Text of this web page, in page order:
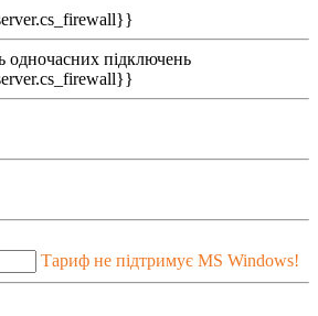
одночасних підключень
Тариф не підтримує MS Windows!